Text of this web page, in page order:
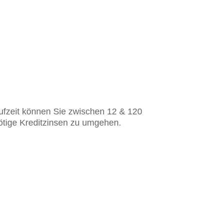
können Sie zwischen 12 & 120
Kreditzinsen zu umgehen.